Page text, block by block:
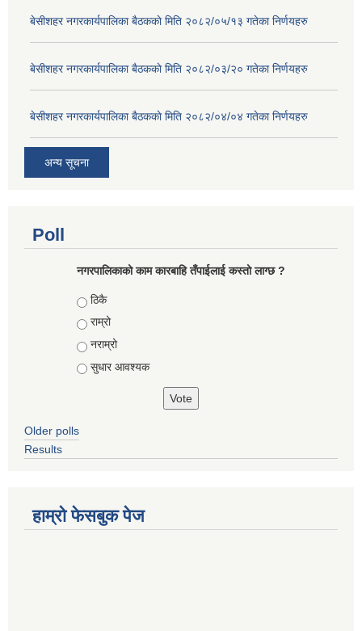
बे‍‍सीशहर नगरकार्यपालिका बैठककाे मिति २०८२/०५/१३ गतेका निर्णयहरु
बे‍‍सीशहर नगरकार्यपालिका बैठककाे मिति २०८२/०३/२० गतेका निर्णयहरु
बे‍‍सीशहर नगरकार्यपालिका बैठककाे मिति २०८२/०४/०४ गतेका निर्णयहरु
अन्य सूचना
Poll
नगरपालिकाको काम कारबाहि तँपाईलाई कस्तो लाग्छ ?
Choices
ठिकै
राम्रो
नराम्रो
सुधार आवश्यक
Older polls
Results
हाम्रो फेसबुक पेज